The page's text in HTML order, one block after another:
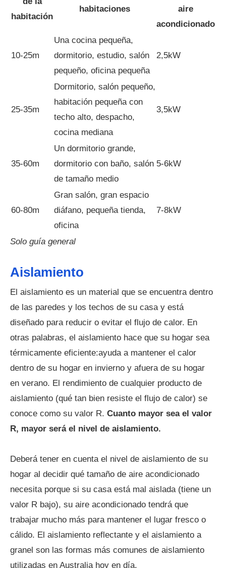
habitación
habitaciones
aire
acondicionado
10-25m
Una cocina pequeña,
dormitorio, estudio, salón
pequeño, oficina pequeña
2,5kW
25-35m
Dormitorio, salón pequeño,
habitación pequeña con
techo alto, despacho,
cocina mediana
3,5kW
35-60m
Un dormitorio grande,
dormitorio con baño, salón
de tamaño medio
5-6kW
60-80m
Gran salón, gran espacio
diáfano, pequeña tienda,
oficina
7-8kW
Solo guía general
Aislamiento
El aislamiento es un material que se encuentra dentro
de las paredes y los techos de su casa y está
diseñado para reducir o evitar el flujo de calor. En
otras palabras, el aislamiento hace que su hogar sea
térmicamente eficiente:ayuda a mantener el calor
dentro de su hogar en invierno y afuera de su hogar
en verano. El rendimiento de cualquier producto de
aislamiento (qué tan bien resiste el flujo de calor) se
conoce como su valor R. Cuanto mayor sea el valor
R, mayor será el nivel de aislamiento.
Deberá tener en cuenta el nivel de aislamiento de su
hogar al decidir qué tamaño de aire acondicionado
necesita porque si su casa está mal aislada (tiene un
valor R bajo), su aire acondicionado tendrá que
trabajar mucho más para mantener el lugar fresco o
cálido. El aislamiento reflectante y el aislamiento a
granel son las formas más comunes de aislamiento
utilizadas en Australia hoy en día.